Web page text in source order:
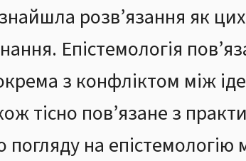
розв’язання як
Епістемологія
з конфліктом між
тісно пов’язане з
погляду на